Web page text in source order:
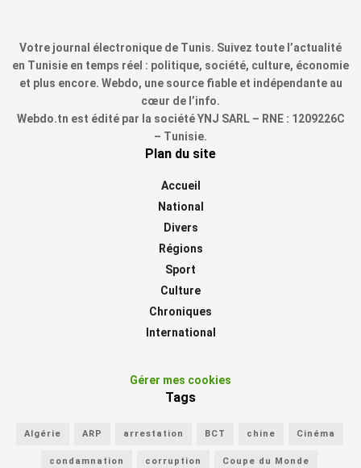
Votre journal électronique de Tunis. Suivez toute l’actualité
en Tunisie en temps réel : politique, société, culture, économie
et plus encore. Webdo, une source fiable et indépendante au
cœur de l’info.
Webdo.tn est édité par la société YNJ SARL – RNE : 1209226C
– Tunisie.
Plan du site
Accueil
National
Divers
Régions
Sport
Culture
Chroniques
International
Gérer mes cookies
Tags
Algérie ARP arrestation BCT chine Cinéma
condamnation corruption Coupe du Monde